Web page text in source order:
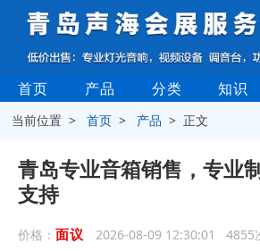
首页 产品 分类 知识
当前位置 >首页 > 产品 > 正文
青岛专业音箱销售，专业
支持
价格： 面议 2026-08-09 12:30:01 4855